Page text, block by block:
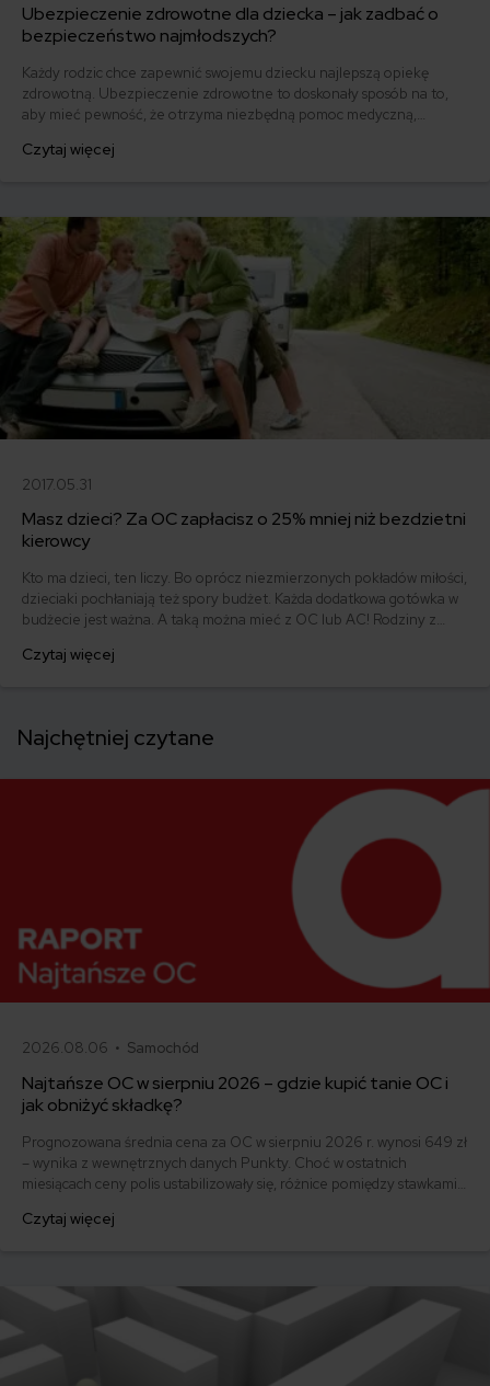
Ubezpieczenie zdrowotne dla dziecka – jak zadbać o
bezpieczeństwo najmłodszych?
Każdy rodzic chce zapewnić swojemu dziecku najlepszą opiekę
zdrowotną. Ubezpieczenie zdrowotne to doskonały sposób na to,
aby mieć pewność, że otrzyma niezbędną pomoc medyczną,
ubezpieczeń zdrowotnych dla dzieci są dostępne na rynku, na co
Czytaj więcej
2017.05.31
Masz dzieci? Za OC zapłacisz o 25% mniej niż bezdzietni
kierowcy
Kto ma dzieci, ten liczy. Bo oprócz niezmierzonych pokładów miłości,
dzieciaki pochłaniają też spory budżet. Każda dodatkowa gotówka w
budżecie jest ważna. A taką można mieć z OC lub AC! Rodziny z
dzieci koszt polisy spada aż o 268 złotych. Ubezpieczyciele
Czytaj więcej
Najchętniej czytane
2026.08.06 • Samochód
Najtańsze OC w sierpniu 2026 – gdzie kupić tanie OC i
jak obniżyć składkę?
Prognozowana średnia cena za OC w sierpniu 2026 r. wynosi 649 zł
– wynika z wewnętrznych danych Punkty. Choć w ostatnich
miesiącach ceny polis ustabilizowały się, różnice pomiędzy stawkami
500 zł, inni – powyżej 1500 zł. Gdzie znaleźć najtańsze OC w Polsce
Czytaj więcej